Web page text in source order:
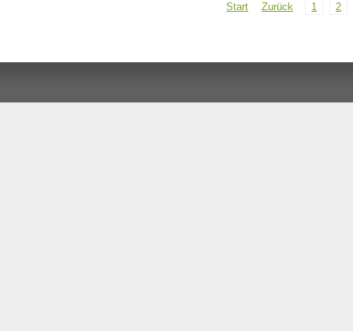
Start Zurück 1 2